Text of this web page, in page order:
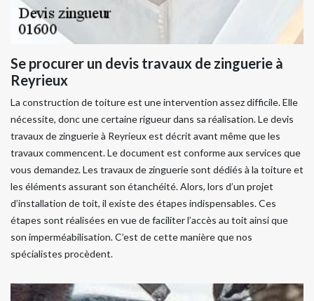
Se procurer un devis travaux de zinguerie à
Reyrieux
La construction de toiture est une intervention assez difficile. Elle
nécessite, donc une certaine rigueur dans sa réalisation. Le devis
travaux de zinguerie à Reyrieux est décrit avant même que les
travaux commencent. Le document est conforme aux services que
vous demandez. Les travaux de zinguerie sont dédiés à la toiture et
les éléments assurant son étanchéité. Alors, lors d’un projet
d’installation de toit, il existe des étapes indispensables. Ces
étapes sont réalisées en vue de faciliter l’accès au toit ainsi que
son imperméabilisation. C’est de cette manière que nos
spécialistes procèdent.